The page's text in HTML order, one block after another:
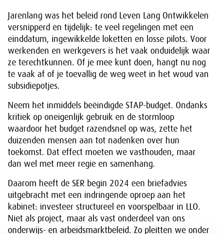
Jarenlang was het beleid rond Leven Lang Ontwikkelen
versnipperd en tijdelijk: te veel regelingen met een
einddatum, ingewikkelde loketten en losse pilots. Voor
werkenden en werkgevers is het vaak onduidelijk waar
ze terechtkunnen. Of je mee kunt doen, hangt nu nog
te vaak af of je toevallig de weg weet in het woud van
subsidiepotjes.
Neem het inmiddels beëindigde STAP-budget. Ondanks
kritiek op oneigenlijk gebruik en de stormloop
waardoor het budget razendsnel op was, zette het
duizenden mensen aan tot nadenken over hun
toekomst. Dat effect moeten we vasthouden, maar
dan wel met meer regie en samenhang.
Daarom heeft de SER begin 2024 een briefadvies
uitgebracht met een indringende oproep aan het
kabinet: investeer structureel en voorspelbaar in LLO.
Niet als project, maar als vast onderdeel van ons
onderwijs- en arbeidsmarktbeleid. Zo pleitten we onder